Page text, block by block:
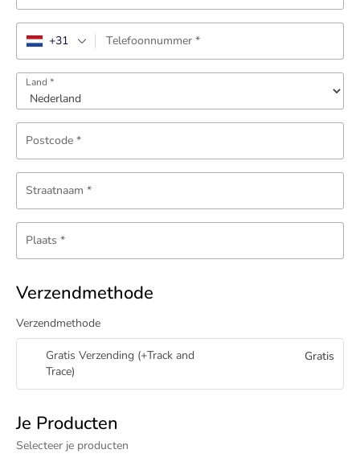
Telefoonnummer *
+31
Land*
Postcode *
Straatnaam *
Plaats *
Verzendmethode
Verzendmethode
Gratis Verzending (+Track and
Trace)
Gratis
Je Producten
Selecteer je producten